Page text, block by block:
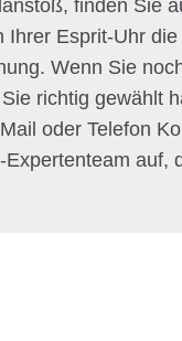
finden Sie
Ihrer Esprit-Uhr die
Wenn Sie
richtig gewählt
oder Telefon
Expertenteam auf,